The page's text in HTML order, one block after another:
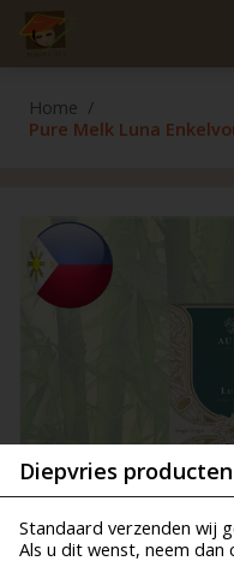
Diepvries producten
Standaard verzenden wij
Als u dit wenst, neem
Home
Pure Melk Luna